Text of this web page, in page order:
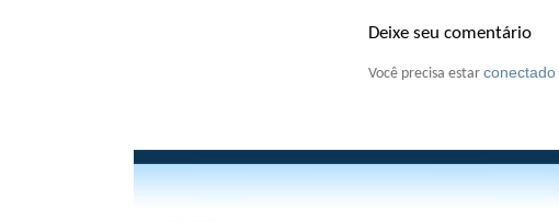
Deixe seu comentário
Você precisa estar conectado